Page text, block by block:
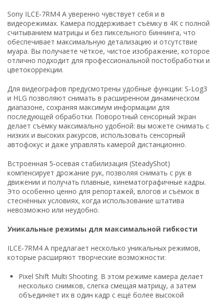
Sony ILCE‑7RM4 A уверенно чувствует себя и в
видеорежимах. Камера поддерживает съёмку в 4K с полной
считыванием матрицы и без пиксельного биннинга, что
обеспечивает максимальную детализацию и отсутствие
муара. Вы получаете чёткое, чистое изображение, которое
отлично подходит для профессиональной постобработки и
цветокоррекции.
Для видеографов предусмотрены удобные функции: S‑Log3
и HLG позволяют снимать в расширенном динамическом
диапазоне, сохраняя максимум информации для
последующей обработки. Поворотный сенсорный экран
делает съёмку максимально удобной: вы можете снимать с
низких и высоких ракурсов, использовать сенсорный
автофокус и даже управлять камерой дистанционно.
Встроенная 5‑осевая стабилизация (SteadyShot)
компенсирует дрожание рук, позволяя снимать с рук в
движении и получать плавные, кинематографичные кадры.
Это особенно ценно для репортажей, влогов и съёмок в
стеснённых условиях, когда использование штатива
невозможно или неудобно.
Уникальные режимы для максимальной гибкости
ILCE‑7RM4 A предлагает несколько уникальных режимов,
которые расширяют творческие возможности:
Pixel Shift Multi Shooting. В этом режиме камера делает
несколько снимков, слегка смещая матрицу, а затем
объединяет их в один кадр с ещё более высокой